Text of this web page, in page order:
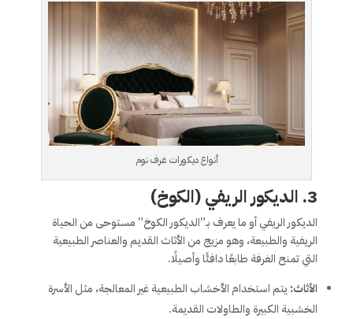
أنواع ديكورات غرف نوم
3. الديكور الريفي (الكوخ)
الديكور الريفي أو ما يعرف بـ”الديكور الكوخ” مستوحى من الحياة
الريفية والطبيعة، وهو مزيج من الأثاث القديم والعناصر الطبيعية
التي تمنح الغرفة طابعًا دافئًا وأصيلًا.
الأثاث:يتم استخدام الأخشاب الطبيعية غير المعالجة، مثل الأسرة
الخشبية الكبيرة والطاولات القديمة.